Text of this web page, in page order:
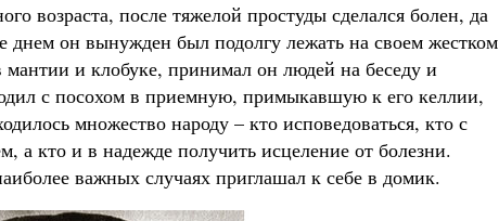
возраста, после тяжелой простуды сделался болен, да
он вынужден был подолгу лежать на своем жестком
и клобуке, принимал он людей на беседу и
с посохом в приемную, примыкавшую к его келлии,
множество народу – кто исповедоваться, кто с
а кто и в надежде получить исцеление от болезни.
важных случаях приглашал к себе в домик.